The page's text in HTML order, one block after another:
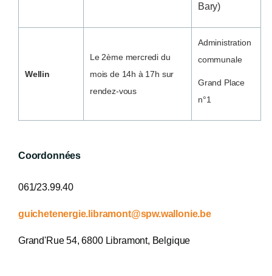
Bary)
Wellin
Le 2ème mercredi du
mois de 14h à 17h sur
rendez-vous
Administration
communale
Grand Place
n°1
Coordonnées
061/23.99.40
guichetenergie.libramont@spw.wallonie.be
Grand'Rue 54, 6800 Libramont, Belgique